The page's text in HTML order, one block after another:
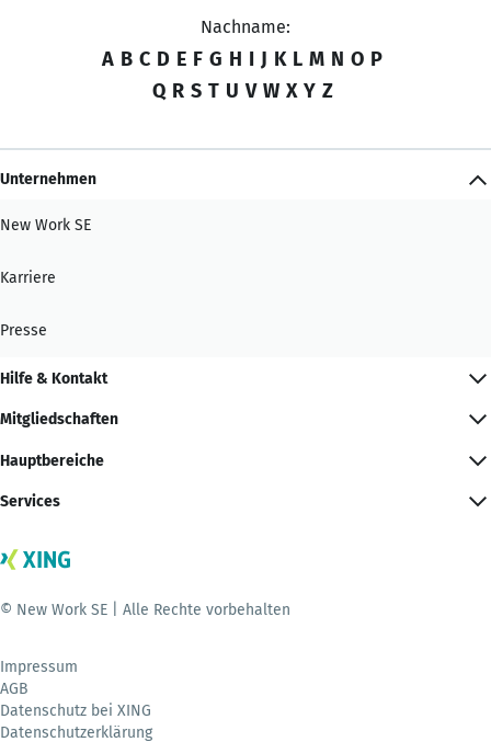
Nachname:
A B C D E F G H I J K L M N O P
Q R S T U V W X Y Z
Unternehmen
New Work SE
Karriere
Presse
Hilfe & Kontakt
Mitgliedschaften
Hauptbereiche
Services
© New Work SE | Alle Rechte vorbehalten
Impressum
AGB
Datenschutz bei XING
Datenschutzerklärung